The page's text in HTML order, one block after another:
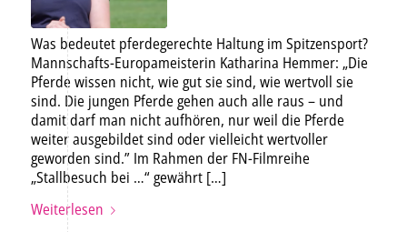
Was bedeutet pferdegerechte Haltung im Spitzensport?
Mannschafts-Europameisterin Katharina Hemmer: „Die
Pferde wissen nicht, wie gut sie sind, wie wertvoll sie
sind. Die jungen Pferde gehen auch alle raus – und
damit darf man nicht aufhören, nur weil die Pferde
weiter ausgebildet sind oder vielleicht wertvoller
geworden sind.” Im Rahmen der FN-Filmreihe
„Stallbesuch bei …“ gewährt […]
Weiterlesen